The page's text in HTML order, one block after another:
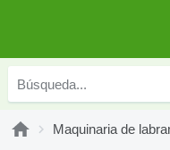
Maquinaria de